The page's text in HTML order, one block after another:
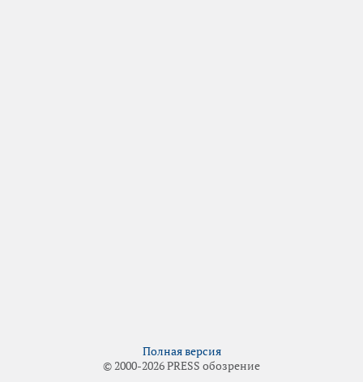
Полная версия
© 2000-2026 PRESS обозрение